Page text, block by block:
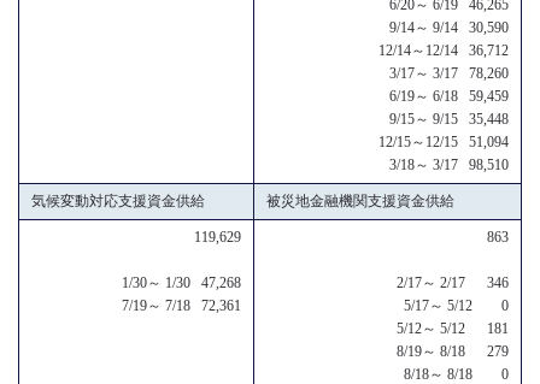
6/20～ 6/19 46,265
9/14～ 9/14 30,590
12/14～12/14 36,712
3/17～ 3/17 78,260
6/19～ 6/18 59,459
9/15～ 9/15 35,448
12/15～12/15 51,094
3/18～ 3/17 98,510
気候変動対応支援資金供給 被災地金融機関支援資金供給
119,629
1/30～ 1/30 47,268
7/19～ 7/18 72,361
863
2/17～ 2/17 346
5/17～ 5/12 0
5/12～ 5/12 181
8/19～ 8/18 279
8/18～ 8/18 0